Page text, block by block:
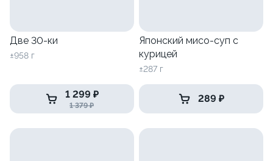
Две 30-ки
±958 г
1 299 ₽
1 379 ₽
Японский мисо-суп с
курицей
±287 г
289 ₽